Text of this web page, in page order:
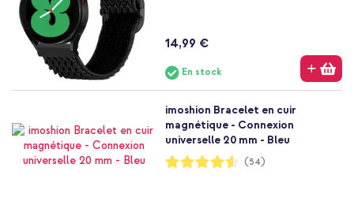
14,99 €
En stock
imoshion Bracelet en cuir
magnétique - Connexion
universelle 20 mm - Bleu
Notation:
91%
(54)